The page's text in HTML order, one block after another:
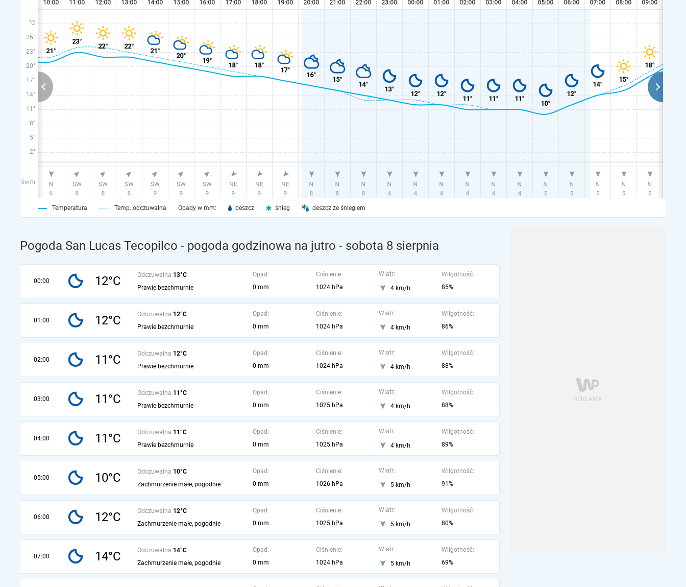
°C
26°
23°
20°
17°
14°
11°
8°
5°
2°
km/h
Temperatura Temp. odczuwalna Opady w mm: deszcz śnieg deszcz ze śniegiem
Pogoda San Lucas Tecopilco - pogoda godzinowa na jutro - sobota 8 sierpnia
00:00 12°C Odczuwalna 13°C
Prawie bezchmurnie
Opad:
0 mm
Ciśnienie:
1024 hPa
Wiatr:
4 km/h
Wilgotność:
85%
01:00 12°C Odczuwalna 12°C
Prawie bezchmurnie
Opad:
0 mm
Ciśnienie:
1024 hPa
Wiatr:
4 km/h
Wilgotność:
86%
02:00 11°C Odczuwalna 12°C
Prawie bezchmurnie
Opad:
0 mm
Ciśnienie:
1024 hPa
Wiatr:
4 km/h
Wilgotność:
88%
03:00 11°C Odczuwalna 11°C
Prawie bezchmurnie
Opad:
0 mm
Ciśnienie:
1025 hPa
Wiatr:
4 km/h
Wilgotność:
88%
04:00 11°C Odczuwalna 11°C
Prawie bezchmurnie
Opad:
0 mm
Ciśnienie:
1025 hPa
Wiatr:
4 km/h
Wilgotność:
89%
05:00 10°C Odczuwalna 10°C
Zachmurzenie małe, pogodnie
Opad:
0 mm
Ciśnienie:
1026 hPa
Wiatr:
5 km/h
Wilgotność:
91%
06:00 12°C Odczuwalna 12°C
Zachmurzenie małe, pogodnie
Opad:
0 mm
Ciśnienie:
1025 hPa
Wiatr:
5 km/h
Wilgotność:
80%
07:00 14°C Odczuwalna 14°C
Zachmurzenie małe, pogodnie
Opad:
0 mm
Ciśnienie:
1024 hPa
Wiatr:
5 km/h
Wilgotność:
69%